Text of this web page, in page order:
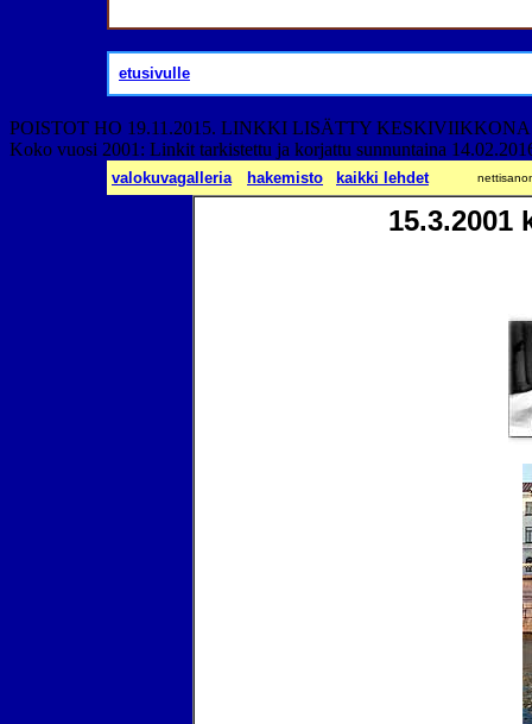
etusivulle
POISTOT HO 19.11.2015. LINKKI LISÄTTY KESKIVIIKKONA
Koko vuosi 2001: Linkit tarkistettu ja korjattu sunnuntaina
valokuvagalleria hakemisto kaikki lehdet
15.3.2001